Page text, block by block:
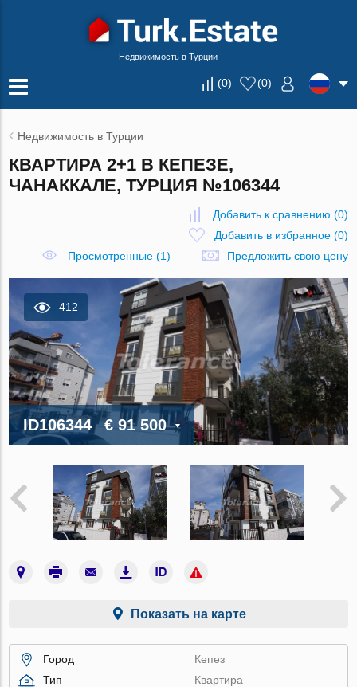
Недвижимость в Турции
(0) (0)
Недвижимость в Турции
КВАРТИРА 2+1 В КЕПЕЗЕ,
ЧАНАККАЛЕ, ТУРЦИЯ №106344
Добавить к сравнению (0)
Добавить в избранное(0)
Просмотренные (1)
Предложить свою цену
412
ID106344 € 91 500
Показать на карте
Город
Кепез
Тип
Квартира